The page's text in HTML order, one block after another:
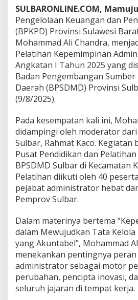
l
b
a
r
I
s
M
a
t
P
e
l
a
t
i
h
a
e
p
e
m
i
m
i
n
SULBARONLINE.COM, Mamuju
Pengelolaan Keuangan dan
(BPKPD) Provinsi Sulawesi
Mohammad Ali Chandra,
Pelatihan Kepemimpinan
Angkatan I Tahun 2025 yang
Badan Pengembangan
Daerah (BPSDMD) Provinsi
(9/8/2025).
Pada kesempatan kali ini,
didampingi oleh moderator dari
Sulbar, Rahmat Kaco. Kegiatan
Pusat Pendidikan dan
BPSDMD Sulbar di Kecamatan
Pelatihan diikuti oleh 40
pejabat administrator hebat
Pemprov Sulbar.
Dalam materinya bertema
dalam Mewujudkan Tata
yang Akuntabel”, Mohammad
menekankan pentingnya
administrator sebagai motor
perubahan, pencipta inovasi,
seluruh jajaran di tempat kerja.